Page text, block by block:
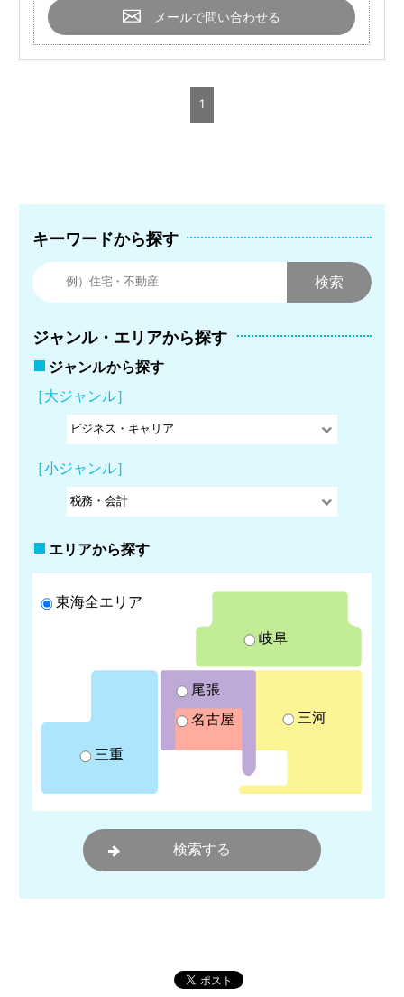
メールで問い合わせる
1
キーワードから探す
ジャンル・エリアから探す
ジャンルから探す
［大ジャンル］
［小ジャンル］
エリアから探す
東海全エリア
岐阜
三重
尾張
名古屋
三河